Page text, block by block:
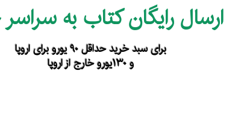
ارسال رایگان کتاب به
برای سبد خرید حداقل ۹۰ یورو برای اروپا
و ۱۳۰یورو خارج از اروپا